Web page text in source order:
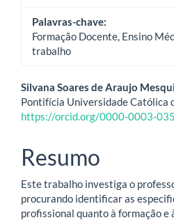
Palavras-chave:
Formação Docente, Ensino
trabalho
Conteúdo
do
principal
Silvana Soares de Araujo
Pontifícia Universidade Católica
https://orcid.org/0000-0003-
Resumo
Este trabalho investiga o
procurando identificar as
profissional quanto à formação e